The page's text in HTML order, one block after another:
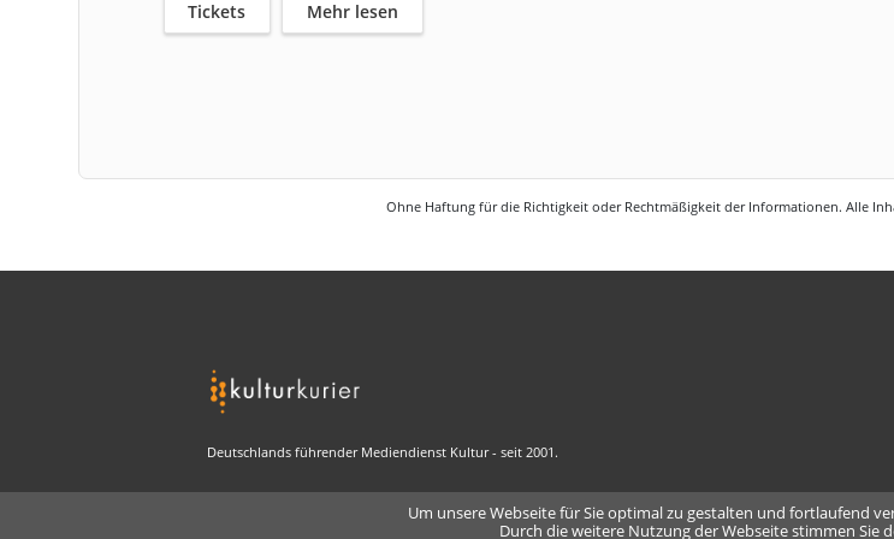
Tickets Mehr lesen
Ohne Haftung für die Richtigkeit oder Rechtmäßigkeit der Informationen. Alle
Deutschlands führender Mediendienst Kultur - seit 2001.
Um unsere Webseite für Sie optimal zu gestalten und fortlaufend
Durch die weitere Nutzung der Webseite stimmen Sie